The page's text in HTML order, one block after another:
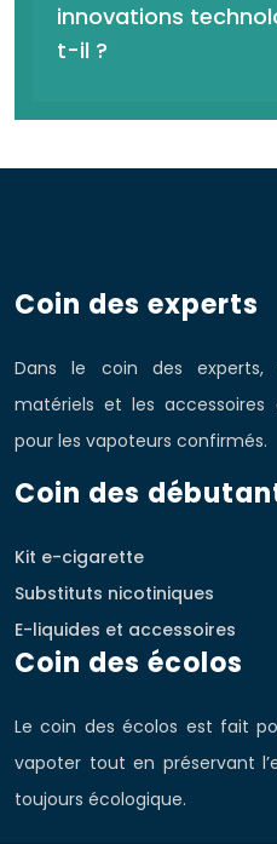
innovations
t-il ?
Coin des experts
Dans le coin des experts,
matériels et les
pour les vapoteurs confirmés.
Coin des
Kit e-cigarette
Substituts nicotiniques
E-liquides et accessoires
Coin des écolos
Le coin des écolos est fait
vapoter tout en préservant
toujours écologique.